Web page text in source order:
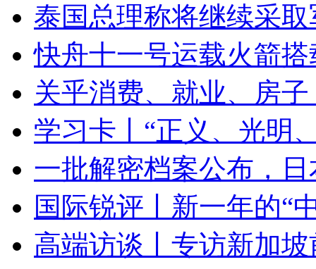
泰国总理称将继续采
快舟十一号运载火箭
关乎消费、就业、房
学习卡丨“正义、光明
一批解密档案公布，
国际锐评丨新一年的“
高端访谈丨专访新加